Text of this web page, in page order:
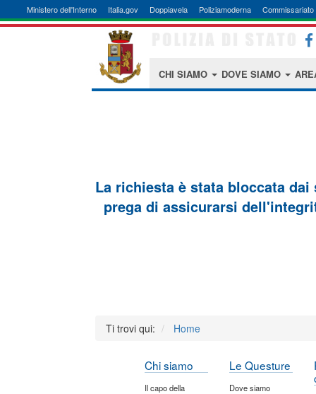
Ministero dell'Interno Italia.gov Doppiavela Poliziamoderna Commissariato
CHI SIAMO DOVE SIAMO
La richiesta è stata bloccata
prega di assicurarsi
Ti trovi qui: Home
Chi siamo
Il capo della
Le Questure
Dove siamo